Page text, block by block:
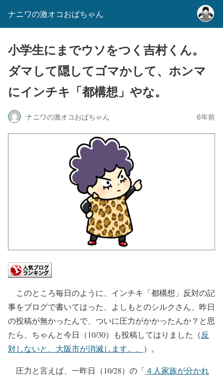
ナニワの激オコおばちゃん
小学生にまでウソをつく吉村くん。
ダマして隠してゴマかして、ホンマ
にインチキ「都構想」やな。
ナニワの激オコおばちゃん 6年前
このところ毎日のように、インチキ「都構想」反対の記
事をブログで書いてはった、よしもとのシルクさん、昨日
の投稿が無かったんで、ついに圧力がかかったんか？と思
たら、ちゃんと今日（10/30）も投稿してはりました（反
対しないと、大阪市が消滅します。、 ）。
圧力と言えば、一昨日（10/28）の「４人家族が分かれ